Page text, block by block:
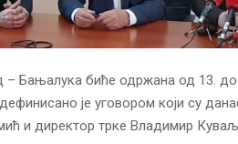
– Бањалука биће одржана од 13.
је уговором који су
и директор трке Владимир